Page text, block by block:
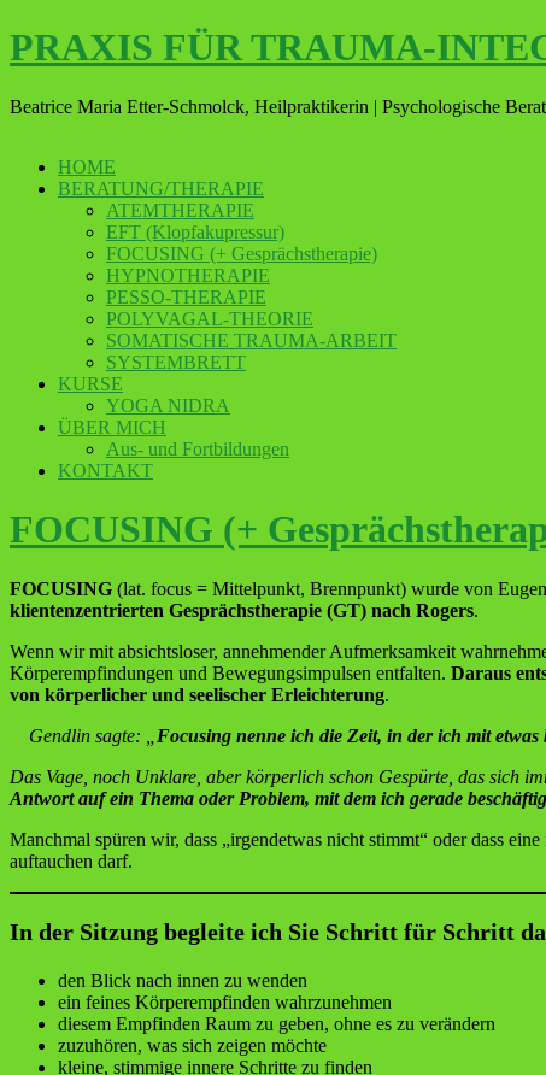
PRAXIS FÜR TRAUMA-
Beatrice Maria Etter-Schmolck, Heilpraktikerin | Psychologische
HOME
BERATUNG/THERAPIE
ATEMTHERAPIE
EFT (Klopfakupressur)
FOCUSING (+ Gesprächstherapie)
HYPNOTHERAPIE
PESSO-THERAPIE
POLYVAGAL-THEORIE
SOMATISCHE TRAUMA-ARBEIT
SYSTEMBRETT
KURSE
YOGA NIDRA
ÜBER MICH
Aus- und Fortbildungen
KONTAKT
FOCUSING (+
FOCUSING (lat. focus = Mittelpunkt, Brennpunkt) wurde von
klientenzentrierten Gesprächstherapie (GT) nach Rogers.
Wenn wir mit absichtsloser, annehmender Aufmerksamkeit
Körperempfindungen und Bewegungsimpulsen entfalten. Daraus
von körperlicher und seelischer Erleichterung.
Gendlin sagte: „ Focusing nenne ich die Zeit, in der ich mit
Das Vage, noch Unklare, aber körperlich schon Gespürte, das sich
Antwort auf ein Thema oder Problem, mit dem ich gerade
Manchmal spüren wir, dass „irgendetwas nicht stimmt“ oder dass
auftauchen darf.
In der Sitzung begleite ich Sie Schritt für Schritt
den Blick nach innen zu wenden
ein feines Körperempfinden wahrzunehmen
diesem Empfinden Raum zu geben, ohne es zu verändern
zuzuhören, was sich zeigen möchte
kleine, stimmige innere Schritte zu finden